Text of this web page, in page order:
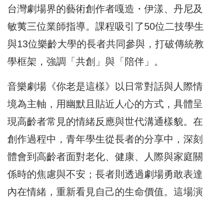
台灣劇場界的藝術創作者嘎造・伊漾、丹尼及
敏荑三位業師指導。課程吸引了50位二技學生
與13位樂齡大學的長者共同參與，打破傳統教
學框架，強調「共創」與「陪伴」。
音樂劇場《你老是這樣》以日常對話與人際情
境為主軸，用幽默且貼近人心的方式，具體呈
現高齡者常見的情緒反應與世代溝通樣貌。在
創作過程中，青年學生從長者的分享中，深刻
體會到高齡者面對老化、健康、人際與家庭關
係時的焦慮與不安；長者則透過劇場勇敢表達
內在情緒，重新看見自己的生命價值。這場演